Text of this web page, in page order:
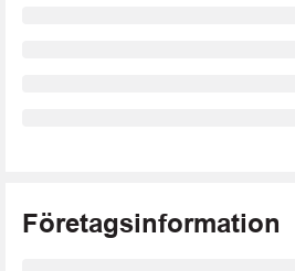
Företagsinformation